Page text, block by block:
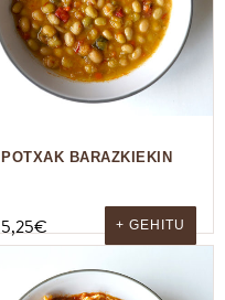
POTXAK BARAZKIEKIN
5,25€ + GEHITU